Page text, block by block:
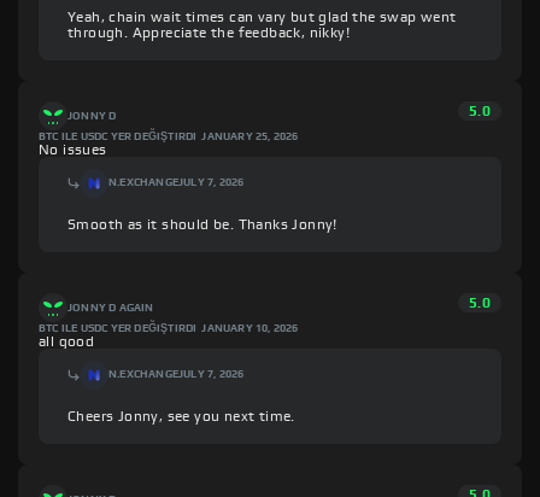
Yeah, chain wait times can vary but glad the swap went
through. Appreciate the feedback, nikky!
JONNY D
BTC ILE USDC YER DEĞIŞTIRDI
JANUARY 25, 2026
5.0
No issues
N.EXCHANGEJULY 7, 2026
Smooth as it should be. Thanks Jonny!
JONNY D AGAIN
BTC ILE USDC YER DEĞIŞTIRDI
JANUARY 10, 2026
5.0
all good
N.EXCHANGEJULY 7, 2026
Cheers Jonny, see you next time.